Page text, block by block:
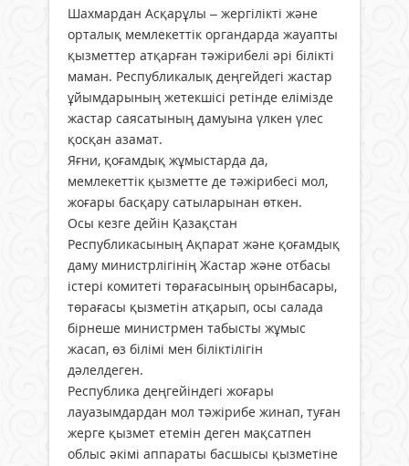
Шахмардан Асқарұлы – жергілікті және
орталық мемлекеттік органдарда жауапты
қызметтер атқарған тәжірибелі әрі білікті
маман. Республикалық деңгейдегі жастар
ұйымдарының жетекшісі ретінде елімізде
жастар саясатының дамуына үлкен үлес
қосқан азамат.
Яғни, қоғамдық жұмыстарда да,
мемлекеттік қызметте де тәжірибесі мол,
жоғары басқару сатыларынан өткен.
Осы кезге дейін Қазақстан
Республикасының Ақпарат және қоғамдық
даму министрлігінің Жастар және отбасы
істері комитеті төрағасының орынбасары,
төрағасы қызметін атқарып, осы салада
бірнеше министрмен табысты жұмыс
жасап, өз білімі мен біліктілігін
дәлелдеген.
Республика деңгейіндегі жоғары
лауазымдардан мол тәжірибе жинап, туған
жерге қызмет етемін деген мақсатпен
облыс әкімі аппараты басшысы қызметіне